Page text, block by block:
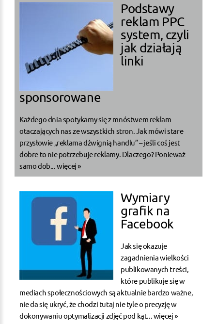
Podstawy
reklam PPC
system, czyli
jak działają
linki
sponsorowane
Każdego dnia spotykamy się z mnóstwem reklam
otaczających nas ze wszystkich stron. Jak mówi stare
przysłowie „reklama dźwignią handlu” – jeśli coś jest
dobre to nie potrzebuje reklamy. Dlaczego? Ponieważ
samo dob...więcej »
Wymiary
grafik na
Facebook
Jak się okazuje
zagadnienia wielkości
publikowanych treści,
które publikuje się w
mediach społecznościowych są aktualnie bardzo ważne,
nie da się ukryć, że chodzi tutaj nie tyle o precyzję w
dokonywaniu optymalizacji zdjęć pod kąt... więcej »